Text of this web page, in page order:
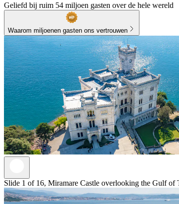
Geliefd bij ruim 54 miljoen gasten over de hele wereld
Waarom miljoenen gasten ons vertrouwen
Slide 1 of 16, Miramare Castle overlooking the Gulf of